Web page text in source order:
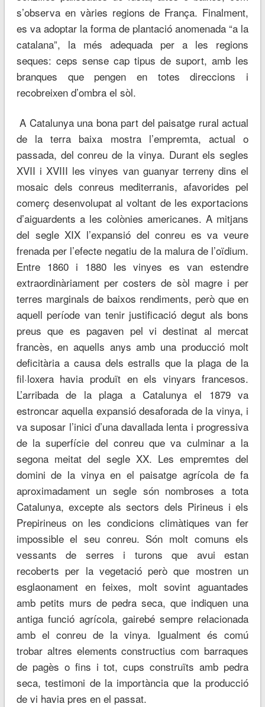
s’observa en vàries regions de França. Finalment,
es va adoptar la forma de plantació anomenada “a la
catalana”, la més adequada per a les regions
seques: ceps sense cap tipus de suport, amb les
branques que pengen en totes direccions i
recobreixen d’ombra el sòl.
A Catalunya una bona part del paisatge rural actual
de la terra baixa mostra l’empremta, actual o
passada, del conreu de la vinya. Durant els segles
XVII i XVIII les vinyes van guanyar terreny dins el
mosaic dels conreus mediterranis, afavorides pel
comerç desenvolupat al voltant de les exportacions
d’aiguardents a les colònies americanes. A mitjans
del segle XIX l’expansió del conreu es va veure
frenada per l’efecte negatiu de la malura de l’oïdium.
Entre 1860 i 1880 les vinyes es van estendre
extraordinàriament per costers de sòl magre i per
terres marginals de baixos rendiments, però que en
aquell període van tenir justificació degut als bons
preus que es pagaven pel vi destinat al mercat
francès, en aquells anys amb una producció molt
deficitària a causa dels estralls que la plaga de la
fil·loxera havia produït en els vinyars francesos.
L’arribada de la plaga a Catalunya el 1879 va
estroncar aquella expansió desaforada de la vinya, i
va suposar l’inici d’una davallada lenta i progressiva
de la superfície del conreu que va culminar a la
segona meitat del segle XX. Les empremtes del
domini de la vinya en el paisatge agrícola de fa
aproximadament un segle són nombroses a tota
Catalunya, excepte als sectors dels Pirineus i els
Prepirineus on les condicions climàtiques van fer
impossible el seu conreu. Són molt comuns els
vessants de serres i turons que avui estan
recoberts per la vegetació però que mostren un
esglaonament en feixes, molt sovint aguantades
amb petits murs de pedra seca, que indiquen una
antiga funció agrícola, gairebé sempre relacionada
amb el conreu de la vinya. Igualment és comú
trobar altres elements constructius com barraques
de pagès o fins i tot, cups construïts amb pedra
seca, testimoni de la importància que la producció
de vi havia pres en el passat.